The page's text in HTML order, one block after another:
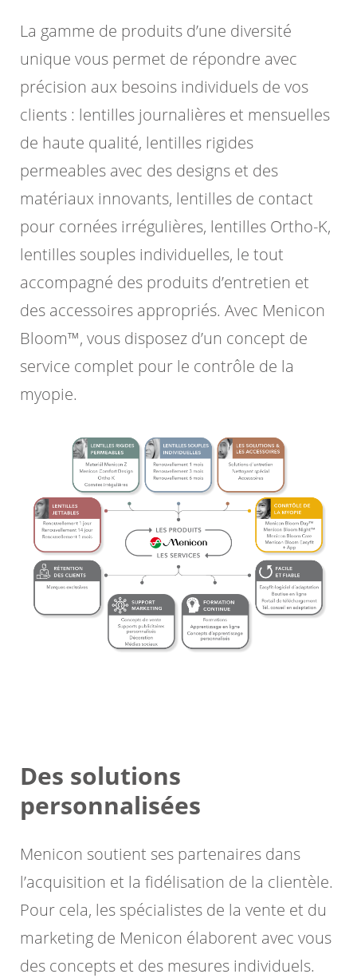
La gamme de produits d’une diversité
unique vous permet de répondre avec
précision aux besoins individuels de vos
clients : lentilles journalières et mensuelles
de haute qualité, lentilles rigides
permeables avec des designs et des
matériaux innovants, lentilles de contact
pour cornées irrégulières, lentilles Ortho-K,
lentilles souples individuelles, le tout
accompagné des produits d’entretien et
des accessoires appropriés. Avec Menicon
Bloom™, vous disposez d’un concept de
service complet pour le contrôle de la
myopie.
Des solutions
personnalisées
Menicon soutient ses partenaires dans
l’acquisition et la fidélisation de la clientèle.
Pour cela, les spécialistes de la vente et du
marketing de Menicon élaborent avec vous
des concepts et des mesures individuels.